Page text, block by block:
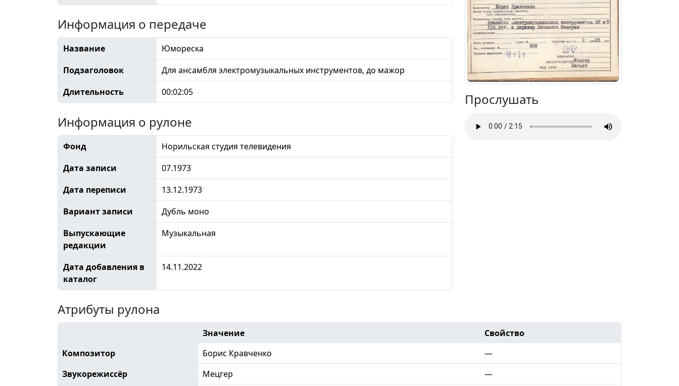
Прослушать
Информация о передаче
Название
Юмореска
Подзаголовок
Для ансамбля электромузыкальных инструментов, до мажор
Длительность
00:02:05
Информация о рулоне
Фонд
Норильская студия телевидения
Дата записи
07.1973
Дата переписи
13.12.1973
Вариант записи
Дубль моно
Выпускающие
редакции
Музыкальная
Дата добавления в
каталог
14.11.2022
Атрибуты рулона
Значение
Свойство
Композитор
Борис Кравченко
—
Звукорежиссёр
Мецгер
—